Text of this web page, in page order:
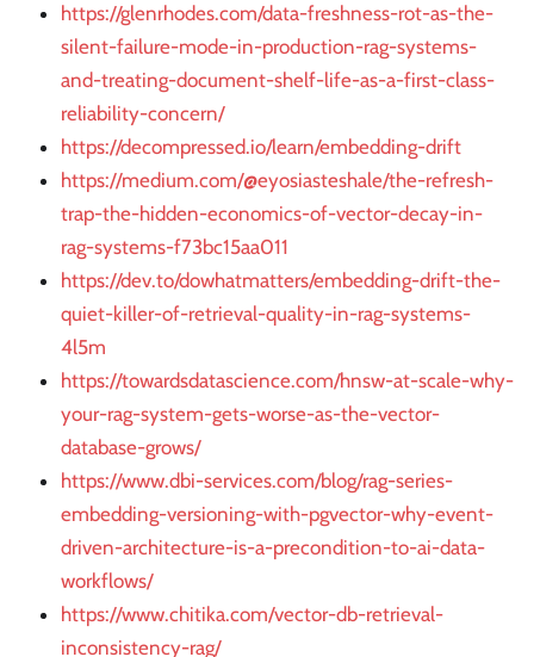
https://glenrhodes.com/data-freshness-rot-as-the-
silent-failure-mode-in-production-rag-systems-
and-treating-document-shelf-life-as-a-first-class-
reliability-concern/
https://decompressed.io/learn/embedding-drift
https://medium.com/@eyosiasteshale/the-refresh-
trap-the-hidden-economics-of-vector-decay-in-
rag-systems-f73bc15aa011
https://dev.to/dowhatmatters/embedding-drift-the-
quiet-killer-of-retrieval-quality-in-rag-systems-
4l5m
https://towardsdatascience.com/hnsw-at-scale-why-
your-rag-system-gets-worse-as-the-vector-
database-grows/
https://www.dbi-services.com/blog/rag-series-
embedding-versioning-with-pgvector-why-event-
driven-architecture-is-a-precondition-to-ai-data-
workflows/
https://www.chitika.com/vector-db-retrieval-
inconsistency-rag/